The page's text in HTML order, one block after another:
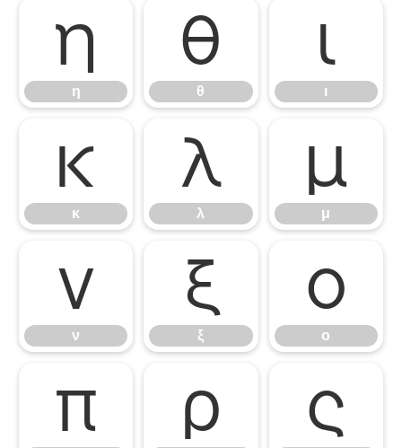
η
η
θ
θ
ι
ι
κ
κ
λ
λ
μ
μ
ν
ν
ξ
ξ
ο
ο
π ρ ς